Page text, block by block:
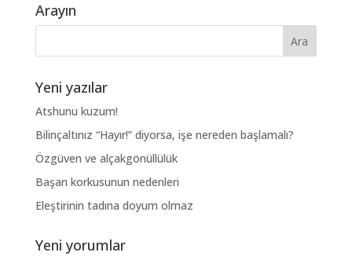
Arayın
Yeni yazılar
Atshunu kuzum!
Bilinçaltınız “Hayır!” diyorsa, işe nereden başlamalı?
Özgüven ve alçakgönüllülük
Başarı korkusunun nedenleri
Eleştirinin tadına doyum olmaz
Yeni yorumlar